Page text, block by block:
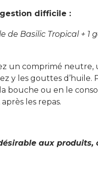
difficile :
de Basilic Tropical + 1
un comprimé
y les gouttes
bouche ou en le
les repas.
aux produits,